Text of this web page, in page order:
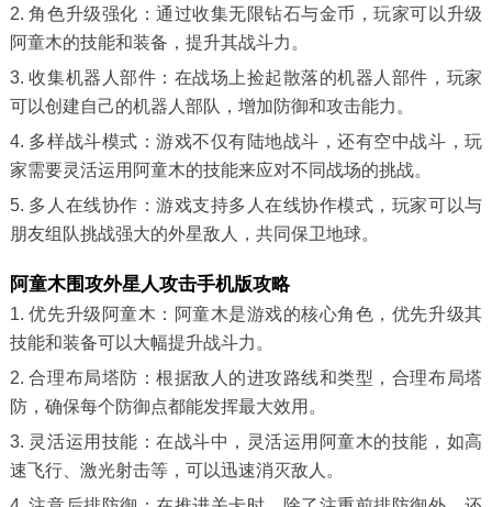
2. 角色升级强化：通过收集无限钻石与金币，玩家可以升级
阿童木的技能和装备，提升其战斗力。
3. 收集机器人部件：在战场上捡起散落的机器人部件，玩家
可以创建自己的机器人部队，增加防御和攻击能力。
4. 多样战斗模式：游戏不仅有陆地战斗，还有空中战斗，玩
家需要灵活运用阿童木的技能来应对不同战场的挑战。
5. 多人在线协作：游戏支持多人在线协作模式，玩家可以与
朋友组队挑战强大的外星敌人，共同保卫地球。
阿童木围攻外星人攻击手机版攻略
1. 优先升级阿童木：阿童木是游戏的核心角色，优先升级其
技能和装备可以大幅提升战斗力。
2. 合理布局塔防：根据敌人的进攻路线和类型，合理布局塔
防，确保每个防御点都能发挥最大效用。
3. 灵活运用技能：在战斗中，灵活运用阿童木的技能，如高
速飞行、激光射击等，可以迅速消灭敌人。